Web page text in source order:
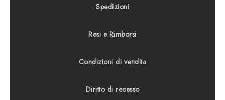
Spedizioni
Resi e Rimborsi
Condizioni di vendita
Diritto di recesso